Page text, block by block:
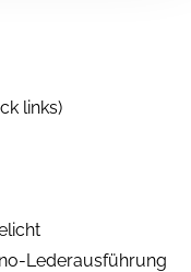
links)
Lederausführung